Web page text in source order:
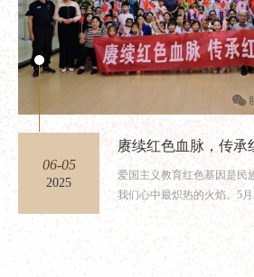
06-05
2025
赓续红色血脉，传
举行
爱国主义教育红色基因是民
我们心中最炽热的火焰。5